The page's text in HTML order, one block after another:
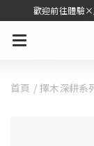
歡迎前往體驗
首頁 擇木深耕系